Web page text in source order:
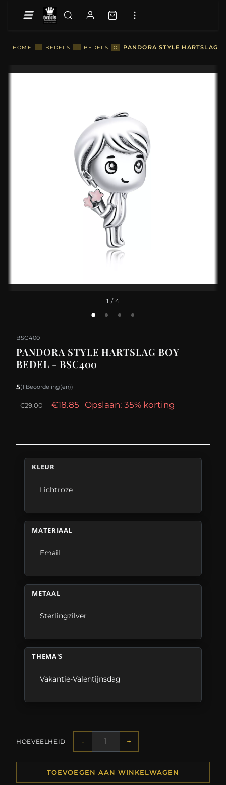
HOME :: BEDELS :: BEDELS :: PANDORA STYLE HARTSLAG
1 / 4
BSC400
PANDORA STYLE HARTSLAG BOY
BEDEL - BSC400
5(1 Beoordeling(en))
€29.00 €18.85 Opslaan: 35% korting
KLEUR
Lichtroze
MATERIAAL
Email
METAAL
Sterlingzilver
THEMA'S
Vakantie-Valentijnsdag
HOEVEELHEID - +
TOEVOEGEN AAN WINKELWAGEN